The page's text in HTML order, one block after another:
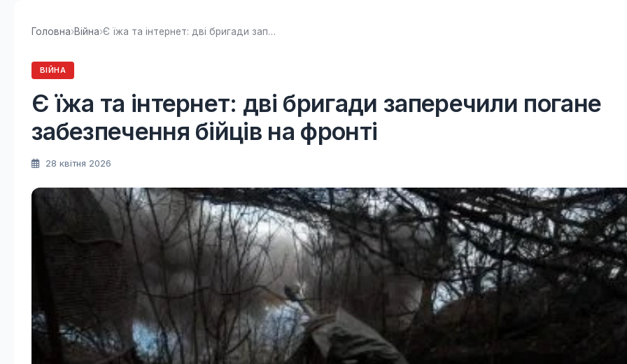
Головна›Війна› Є їжа та інтернет: дві бригади заперечили...
ВІЙНА
Є їжа та інтернет: дві бригади заперечили погане
забезпечення бійців на фронті
28 квітня 2026